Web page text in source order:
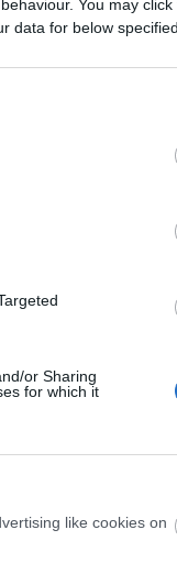
You may
data for below
or Sharing
for which it
like cookies on
οι
και
κυτίο
τον
η
και ο
23:15
20:50